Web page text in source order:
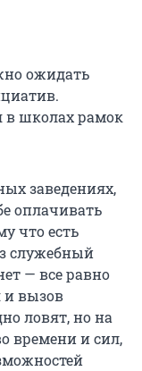
ожидать
в школах рамок
заведениях,
оплачивать
что есть
служебный
— все равно
и вызов
ловят, но на
времени и сил,